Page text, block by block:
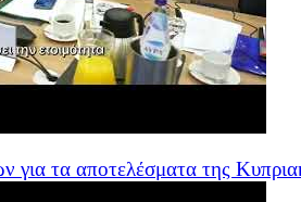
τα αποτελέσματα της